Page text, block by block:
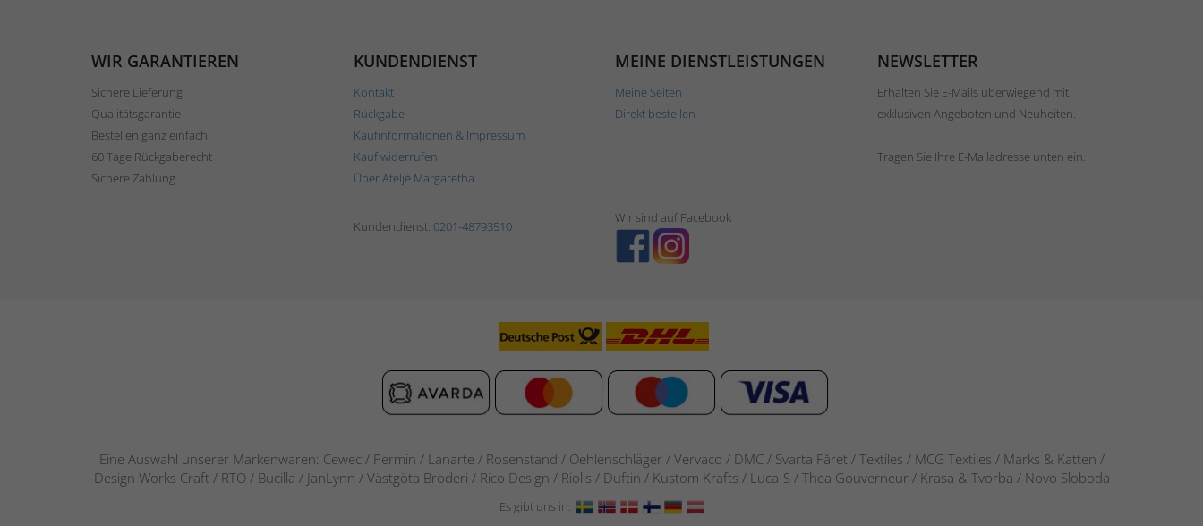
WIR GARANTIEREN
Sichere Lieferung
Qualitätsgarantie
Bestellen ganz einfach
60 Tage Rückgaberecht
Sichere Zahlung
KUNDENDIENST
Kontakt
Rückgabe
Kaufinformationen & Impressum
Kauf widerrufen
Über Ateljé Margaretha
MEINE DIENSTLEISTUNGEN
Meine Seiten
Direkt bestellen
NEWSLETTER
Erhalten Sie E-Mails überwiegend mit
exklusiven Angeboten und Neuheiten.
Tragen Sie Ihre E-Mailadresse unten ein.
Kundendienst: 0201-48793510
Wir sind auf Facebook
Eine Auswahl unserer Markenwaren: Cewec / Permin / Lanarte / Rosenstand / Oehlenschläger / Vervaco / DMC / Svarta Fåret / Textiles / MCG Textiles / Marks & Katten /
Design Works Craft / RTO / Bucilla / JanLynn / Västgöta Broderi / Rico Design / Riolis / Duftin / Kustom Krafts / Luca-S / Thea Gouverneur / Krasa & Tvorba / Novo Sloboda
Es gibt uns in: